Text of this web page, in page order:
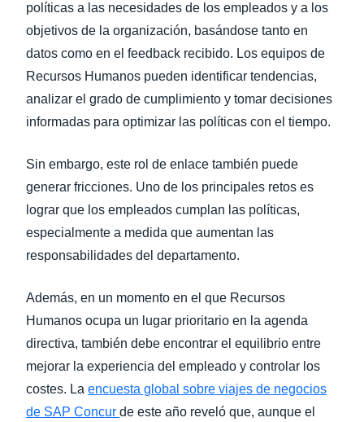
políticas a las necesidades de los empleados y a los
objetivos de la organización, basándose tanto en
datos como en el feedback recibido. Los equipos de
Recursos Humanos pueden identificar tendencias,
analizar el grado de cumplimiento y tomar decisiones
informadas para optimizar las políticas con el tiempo.
Sin embargo, este rol de enlace también puede
generar fricciones. Uno de los principales retos es
lograr que los empleados cumplan las políticas,
especialmente a medida que aumentan las
responsabilidades del departamento.
Además, en un momento en el que Recursos
Humanos ocupa un lugar prioritario en la agenda
directiva, también debe encontrar el equilibrio entre
mejorar la experiencia del empleado y controlar los
costes. La encuesta global sobre viajes de negocios
de SAP Concur de este año reveló que, aunque el